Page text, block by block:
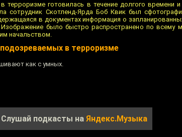
терроризме готовилась в течение долгого времени
сотрудник Скотленд-Ярда Боб Квик был
в документах информация о
было быстро распространено по всему
начальством.
в терроризме
как с умных.
Слушай подкасты на Яндекс.Музыка